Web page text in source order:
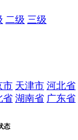
二级 三级
市 天津市 河北省
省 湖南省 广东省
态